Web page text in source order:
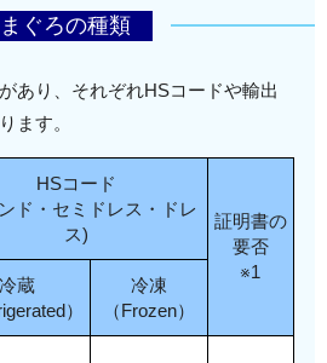
ぐろの種類
あり、それぞれHSコードや輸出
ます。
HSコード
ド・セミドレス・ドレ
ス)
証明書の
要否
※1
冷蔵
）
冷凍
（Frozen）